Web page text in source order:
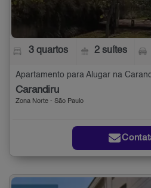
3 quartos 2 suítes
Apartamento para Alugar na
Carandiru
Zona Norte - São Paulo